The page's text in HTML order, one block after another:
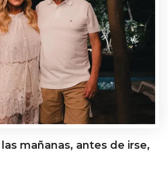
mañanas, antes de irse,